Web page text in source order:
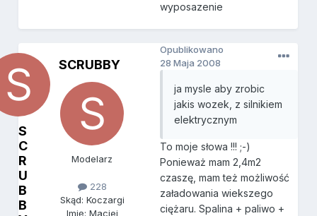
wyposazenie
S
C
R
U
B
B
SCRUBBY
Modelarz
228
Skąd: Koczargi
Imię: Maciej
Opublikowano
28 Maja 2008
ja mysle aby zrobic
jakis wozek, z silnikiem
elektrycznym
To moje słowa !!! ;-)
Ponieważ mam 2,4m2
czaszę, mam też możliwość
załadowania wiekszego
ciężaru. Spalina + paliwo +